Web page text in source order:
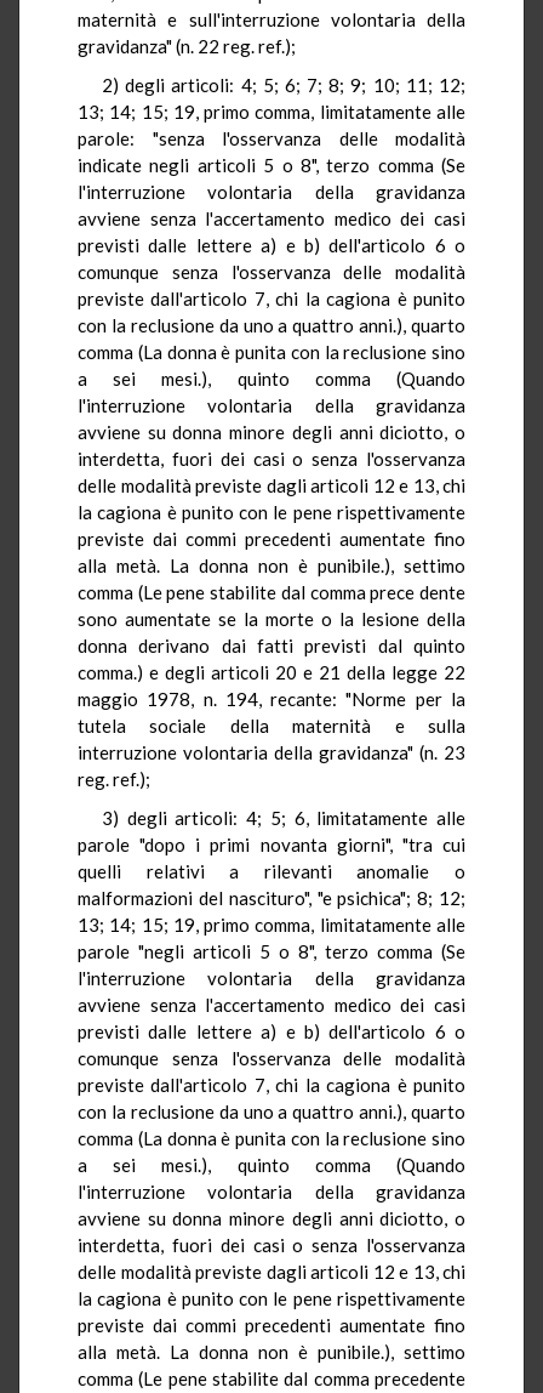
maternità e sull'interruzione volontaria della
gravidanza" (n. 22 reg. ref.);
2) degli articoli: 4; 5; 6; 7; 8; 9; 10; 11; 12;
13; 14; 15; 19, primo comma, limitatamente alle
parole: "senza l'osservanza delle modalità
indicate negli articoli 5 o 8", terzo comma (Se
l'interruzione volontaria della gravidanza
avviene senza l'accertamento medico dei casi
previsti dalle lettere a) e b) dell'articolo 6 o
comunque senza l'osservanza delle modalità
previste dall'articolo 7, chi la cagiona è punito
con la reclusione da uno a quattro anni.), quarto
comma (La donna è punita con la reclusione sino
a sei mesi.), quinto comma (Quando
l'interruzione volontaria della gravidanza
avviene su donna minore degli anni diciotto, o
interdetta, fuori dei casi o senza l'osservanza
delle modalità previste dagli articoli 12 e 13, chi
la cagiona è punito con le pene rispettivamente
previste dai commi precedenti aumentate fino
alla metà. La donna non è punibile.), settimo
comma (Le pene stabilite dal comma prece dente
sono aumentate se la morte o la lesione della
donna derivano dai fatti previsti dal quinto
comma.) e degli articoli 20 e 21 della legge 22
maggio 1978, n. 194, recante: "Norme per la
tutela sociale della maternità e sulla
interruzione volontaria della gravidanza" (n. 23
reg. ref.);
3) degli articoli: 4; 5; 6, limitatamente alle
parole "dopo i primi novanta giorni", "tra cui
quelli relativi a rilevanti anomalie o
malformazioni del nascituro", "e psichica"; 8; 12;
13; 14; 15; 19, primo comma, limitatamente alle
parole "negli articoli 5 o 8", terzo comma (Se
l'interruzione volontaria della gravidanza
avviene senza l'accertamento medico dei casi
previsti dalle lettere a) e b) dell'articolo 6 o
comunque senza l'osservanza delle modalità
previste dall'articolo 7, chi la cagiona è punito
con la reclusione da uno a quattro anni.), quarto
comma (La donna è punita con la reclusione sino
a sei mesi.), quinto comma (Quando
l'interruzione volontaria della gravidanza
avviene su donna minore degli anni diciotto, o
interdetta, fuori dei casi o senza l'osservanza
delle modalità previste dagli articoli 12 e 13, chi
la cagiona è punito con le pene rispettivamente
previste dai commi precedenti aumentate fino
alla metà. La donna non è punibile.), settimo
comma (Le pene stabilite dal comma precedente